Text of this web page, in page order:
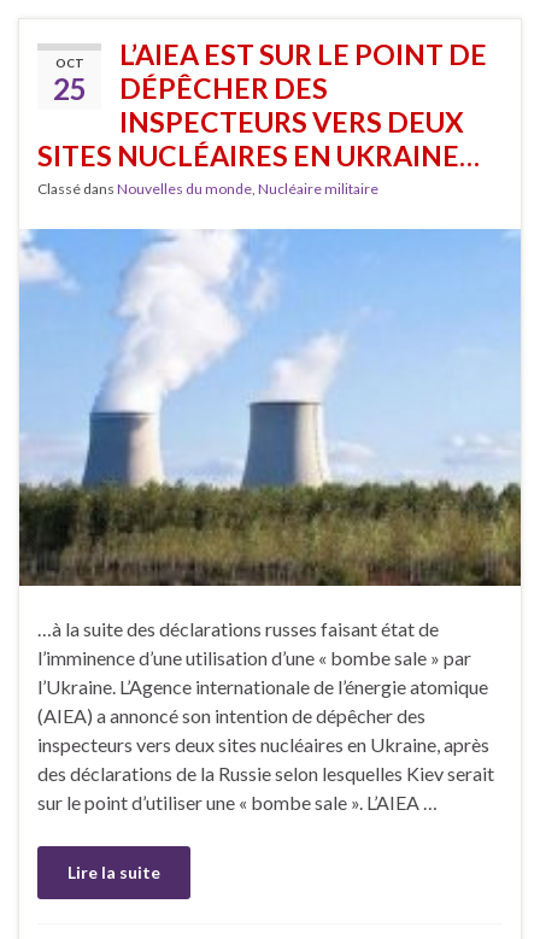
OCT
25
L’AIEA EST SUR LE POINT DE
DÉPÊCHER DES
INSPECTEURS VERS DEUX
SITES NUCLÉAIRES EN UKRAINE…
Classé dans Nouvelles du monde, Nucléaire militaire
…à la suite des déclarations russes faisant état de
l’imminence d’une utilisation d’une « bombe sale » par
l’Ukraine. L’Agence internationale de l’énergie atomique
(AIEA) a annoncé son intention de dépêcher des
inspecteurs vers deux sites nucléaires en Ukraine, après
des déclarations de la Russie selon lesquelles Kiev serait
sur le point d’utiliser une « bombe sale ». L’AIEA …
Lire la suite